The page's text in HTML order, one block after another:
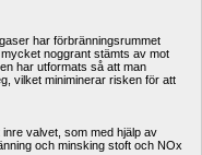
har förbränningsrummet
noggrant stämts av mot
har utformats så att man
vilket miniminerar risken för att
valvet, som med hjälp av
och minsking stoft och NOx